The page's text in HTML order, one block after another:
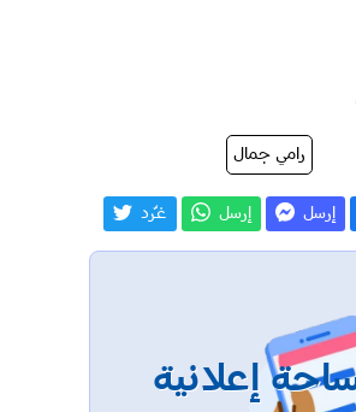
رامي جمال
إرسل إرسل غـّرد
إعلانية